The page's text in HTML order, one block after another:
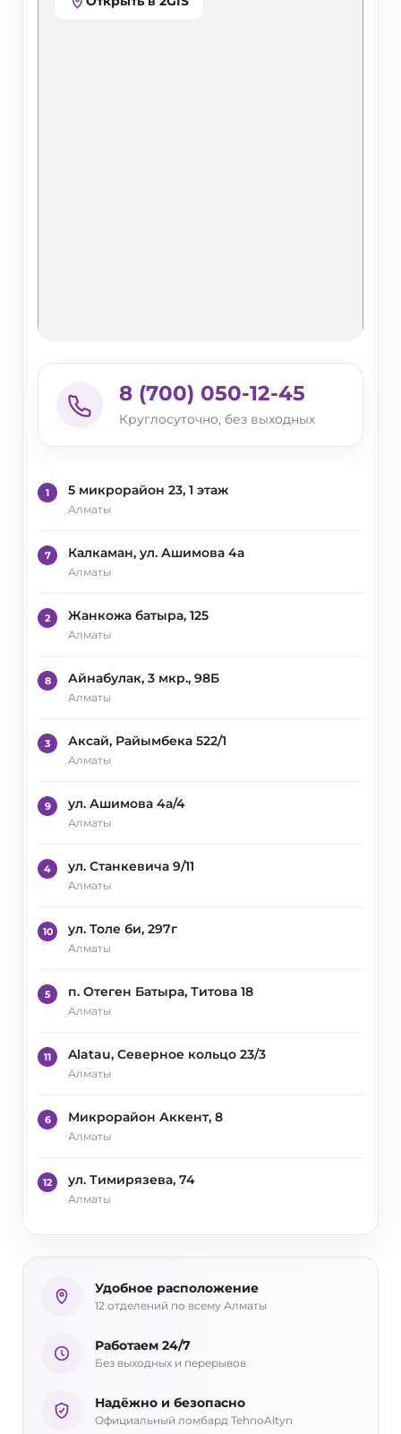
8 (700) 050-12-45
Круглосуточно, без выходных
1 5 микрорайон 23, 1 этаж
Алматы
7 Калкаман, ул. Ашимова 4а
Алматы
2 Жанкожа батыра, 125
Алматы
8 Айнабулак, 3 мкр., 98Б
Алматы
3 Аксай, Райымбека 522/1
Алматы
9 ул. Ашимова 4а/4
Алматы
4 ул. Станкевича 9/11
Алматы
10 ул. Толе би, 297г
Алматы
5 п. Отеген Батыра, Титова 18
Алматы
11 Alatau, Северное кольцо 23/3
Алматы
6 Микрорайон Аккент, 8
Алматы
12 ул. Тимирязева, 74
Алматы
Удобное расположение
12 отделений по всему Алматы
Работаем 24/7
Без выходных и перерывов
Надёжно и безопасно
Официальный ломбард TehnoAltyn